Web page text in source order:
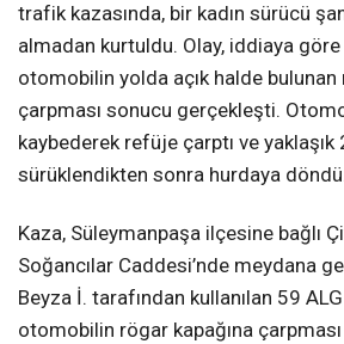
trafik kazasında, bir kadın sürücü
almadan kurtuldu. Olay, iddiaya
otomobilin yolda açık halde bulunan
çarpması sonucu gerçekleşti.
kaybederek refüje çarptı ve
sürüklendikten sonra hurdaya
Kaza, Süleymanpaşa ilçesine bağlı
Soğancılar Caddesi’nde meydana
Beyza İ. tarafından kullanılan 59
otomobilin rögar kapağına